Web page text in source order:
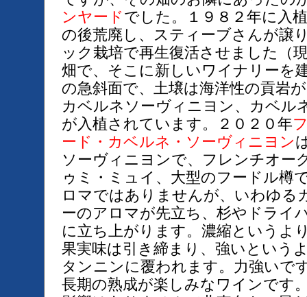
ンヤード でした。１９８２年に入
の後荒廃し、スティーブさんが譲
ック栽培で再生復活させました（
畑で、そこに新しいワイナリーを
の急斜面で、土壌は海洋性の貢岩
カベルネソーヴィニヨン、カベル
が入植されています。２０２０年
ード・カベルネ・ソーヴィニヨン
ソーヴィニヨンで、フレンチオー
ゥミ・ミュイ、大型のフードル樽
ロマではありませんが、いわゆる
ーのアロマが先立ち、杉やドライ
に立ち上がります。濃縮というよ
果実味は引き締まり、強いという
タンニンに覆われます。力強いで
長期の熟成が楽しみなワインです